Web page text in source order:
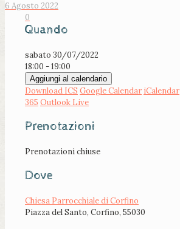
6 Agosto 2022
0
Quando
sabato 30/07/2022
18:00 - 19:00
Aggiungi al calendario
Download ICS Google Calendar iCalendar
365 Outlook Live
Prenotazioni
Prenotazioni chiuse
Dove
Chiesa Parrocchiale di Corfino
Piazza del Santo, Corfino, 55030